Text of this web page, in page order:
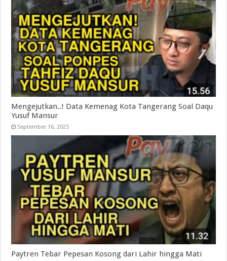
Mengejutkan..! Data Kemenag Kota Tangerang Soal Daqu
Yusuf Mansur
September 16, 2025
Paytren Tebar Pepesan Kosong dari Lahir hingga Mati